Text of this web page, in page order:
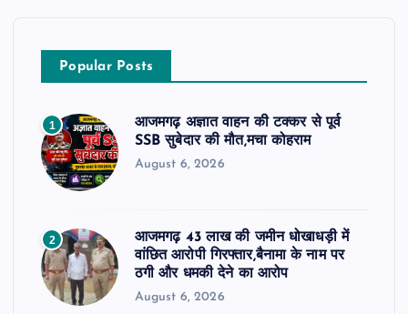
Popular Posts
1
आजमगढ़ अज्ञात वाहन की टक्कर से पूर्व
SSB सुबेदार की मौत,मचा कोहराम
August 6, 2026
2
आजमगढ़ 43 लाख की जमीन धोखाधड़ी में
वांछित आरोपी गिरफ्तार,बैनामा के नाम पर
ठगी और धमकी देने का आरोप
August 6, 2026